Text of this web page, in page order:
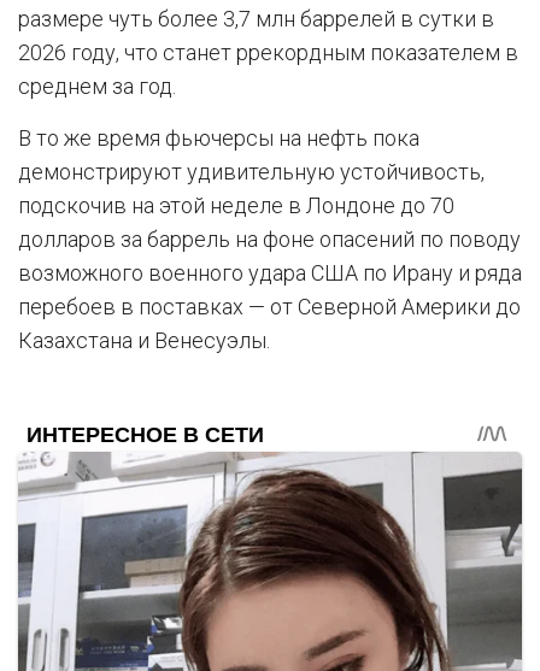
размере чуть более 3,7 млн ​​баррелей в сутки в
2026 году, что станет ррекордным показателем в
среднем за год.
В то же время фьючерсы на нефть пока
демонстрируют удивительную устойчивость,
подскочив на этой неделе в Лондоне до 70
долларов за баррель на фоне опасений по поводу
возможного военного удара США по Ирану и ряда
перебоев в поставках — от Северной Америки до
Казахстана и Венесуэлы.